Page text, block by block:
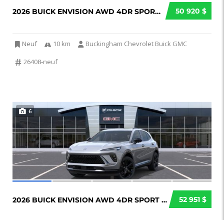
50 920 $
2026 BUICK ENVISION AWD 4DR SPORT TOURING...
Neuf 10 km
Buckingham Chevrolet Buick GMC
26408-neuf
6
52 951 $
2026 BUICK ENVISION AWD 4DR SPORT TOURING...